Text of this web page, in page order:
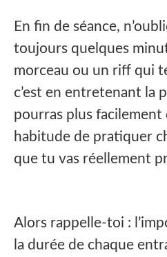
En fin de séance,
toujours quelques
morceau ou un riff qui
c’est en entretenant la
pourras plus
habitude de pratiquer
que tu vas réellement
Alors rappelle-toi :
la durée de chaque